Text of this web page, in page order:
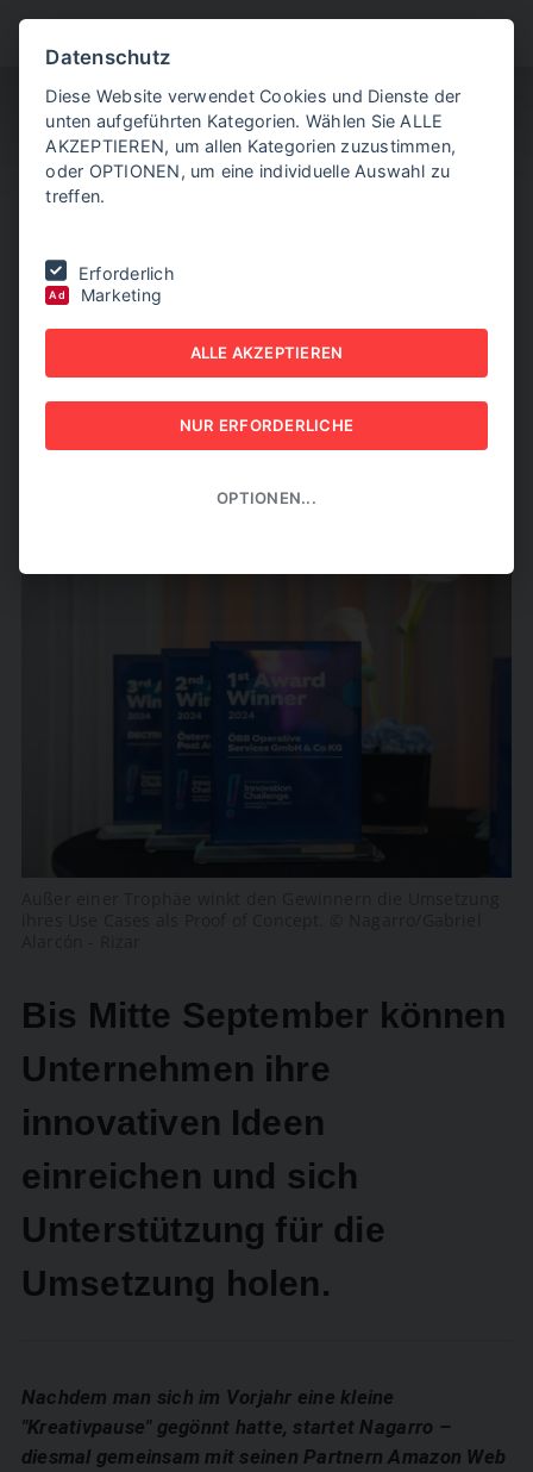
Nagarro
VIERTE INNOVATION
CHALLENGE VON
NAGARRO
Bis Mitte September können
Unternehmen ihre
innovativen Ideen
einreichen und sich
Unterstützung für die
Umsetzung holen.
Nachdem man sich im Vorjahr eine kleine
"Kreativpause" gegönnt hatte, startet Nagarro –
diesmal gemeinsam mit seinen Partnern Amazon Web
Datenschutz
Diese Website verwendet Cookies und Dienste der
unten aufgeführten Kategorien. Wählen Sie ALLE
AKZEPTIEREN, um allen Kategorien zuzustimmen,
oder OPTIONEN, um eine individuelle Auswahl zu
treffen.
Erforderlich
Ad Marketing
ALLE AKZEPTIEREN
NUR ERFORDERLICHE
OPTIONEN...